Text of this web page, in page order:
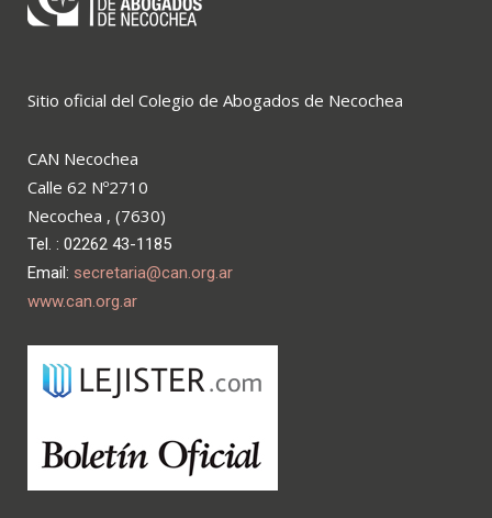
Sitio oficial del Colegio de Abogados de Necochea
CAN Necochea
Calle 62 Nº2710
Necochea , (7630)
Tel. : 02262 43-1185
Email: secretaria@can.org.ar
www.can.org.ar